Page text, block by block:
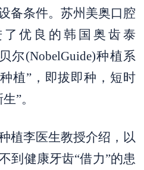
备条件。苏州美奥口腔
优良的韩国奥齿泰
尔(NobelGuide)种植系
植”，即拔即种，短时
”。
植李医生教授介绍，以
到健康牙齿“借力”的患